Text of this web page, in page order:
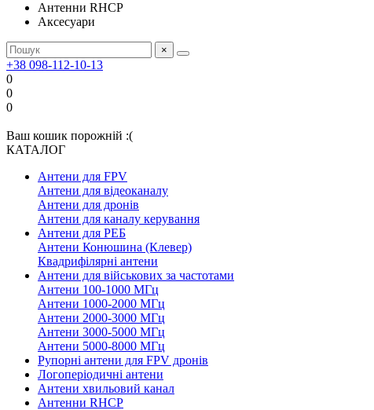
Антенни RHCP
Аксесуари
×
+38 098-112-10-13
0
0
0
Ваш кошик порожній :(
КАТАЛОГ
Антени для FPV
Антени для відеоканалу
Антени для дронів
Антени для каналу керування
Антени для РЕБ
Антени Конюшина (Клевер)
Квадрифілярні антени
Антени для військових за частотами
Антени 100-1000 МГц
Антени 1000-2000 МГц
Антени 2000-3000 МГц
Антени 3000-5000 МГц
Антени 5000-8000 МГц
Рупорні антени для FPV дронів
Логоперіодичні антени
Антени хвильовий канал
Антенни RHCP